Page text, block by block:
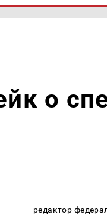
о
редактор